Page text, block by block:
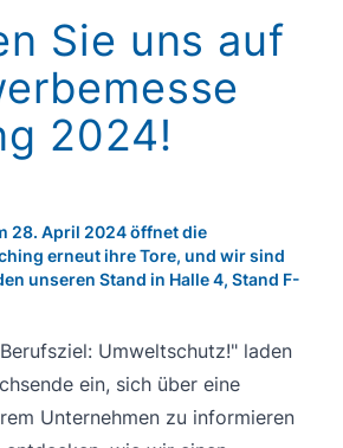
Sie uns auf
2024!
28. April 2024 öffnet die
erneut ihre Tore, und wir sind
unseren Stand in Halle 4, Stand F-
Umweltschutz!" laden
ein, sich über eine
Unternehmen zu informieren